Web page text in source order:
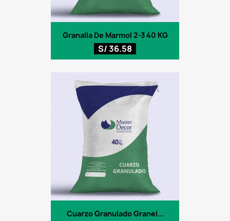
Granalla De Marmol 2-3 40 KG
S/ 36.58
Cuarzo Granulado Granel...